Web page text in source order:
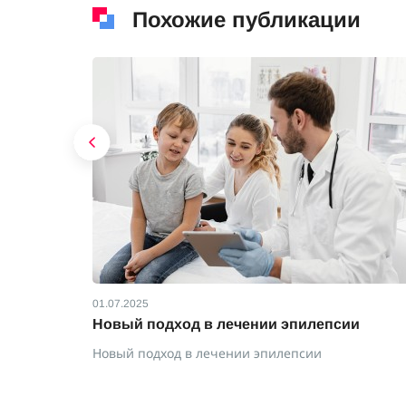
Похожие публикации
01.07.2025
Новый подход в лечении эпилепсии
Новый подход в лечении эпилепсии